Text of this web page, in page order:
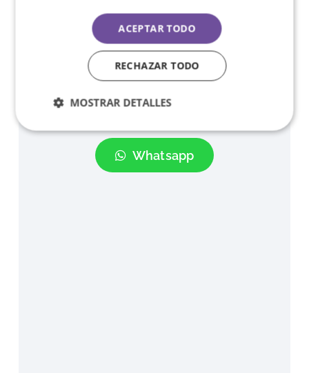
Viernes:09:00h a 14:00h
Agencia de colocación autorizada:
Llamar a la oficina
Whatsapp
ACEPTAR TODO
RECHAZAR TODO
MOSTRAR DETALLES